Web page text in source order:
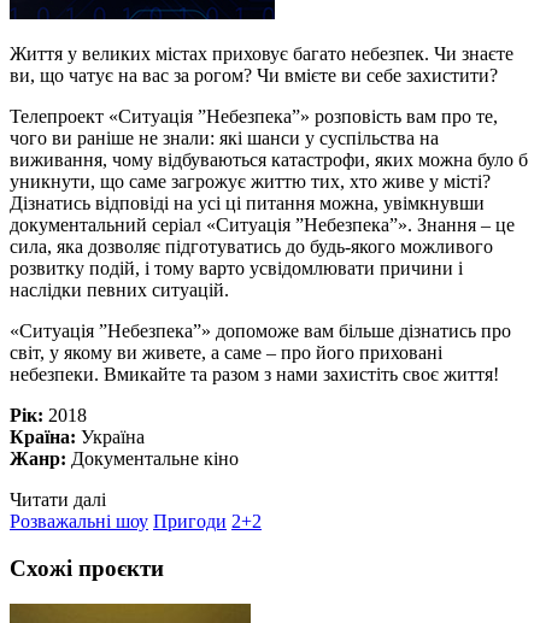
Життя у великих містах приховує багато небезпек. Чи знаєте
ви, що чатує на вас за рогом? Чи вмієте ви себе захистити?
Телепроект «Ситуація ”Небезпека”» розповість вам про те,
чого ви раніше не знали: які шанси у суспільства на
виживання, чому відбуваються катастрофи, яких можна було б
уникнути, що саме загрожує життю тих, хто живе у місті?
Дізнатись відповіді на усі ці питання можна, увімкнувши
документальний серіал «Ситуація ”Небезпека”». Знання – це
сила, яка дозволяє підготуватись до будь-якого можливого
розвитку подій, і тому варто усвідомлювати причини і
наслідки певних ситуацій.
«Ситуація ”Небезпека”» допоможе вам більше дізнатись про
світ, у якому ви живете, а саме – про його приховані
небезпеки. Вмикайте та разом з нами захистіть своє життя!
Рік: 2018
Країна: Україна
Жанр: Документальне кіно
Читати далі
Розважальні шоу Пригоди 2+2
Схожі проєкти